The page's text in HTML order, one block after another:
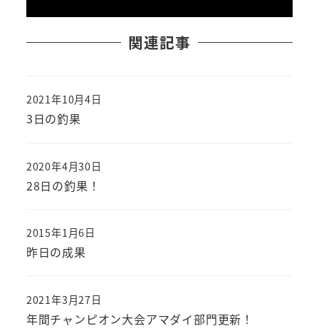
関連記事
3日の釣果
投稿日
2021年10月4日
28日の釣果！
投稿日
2020年4月30日
昨日の成果
投稿日
2015年1月6日
年間チャンピオン大会アマダイ部門更新！
投稿日
2021年3月27日